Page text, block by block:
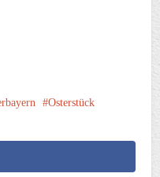
Osterstück